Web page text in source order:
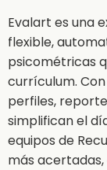
Evalart es una
flexible,
psicométricas
currículum.
perfiles,
simplifican el
equipos de
más